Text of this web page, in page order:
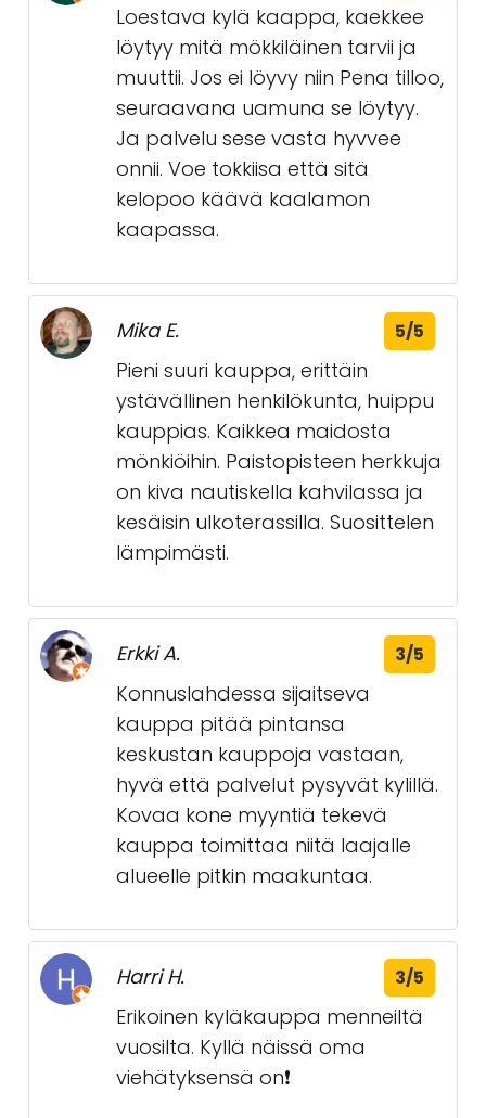
Loestava kylä kaappa, kaekkee
löytyy mitä mökkiläinen tarvii ja
muuttii. Jos ei löyvy niin Pena tilloo,
seuraavana uamuna se löytyy.
Ja palvelu sese vasta hyvvee
onnii. Voe tokkiisa että sitä
kelopoo käävä kaalamon
kaapassa.
Mika E. 5/5
Pieni suuri kauppa, erittäin
ystävällinen henkilökunta, huippu
kauppias. Kaikkea maidosta
mönkiöihin. Paistopisteen herkkuja
on kiva nautiskella kahvilassa ja
kesäisin ulkoterassilla. Suosittelen
lämpimästi.
Erkki A. 3/5
Konnuslahdessa sijaitseva
kauppa pitää pintansa
keskustan kauppoja vastaan,
hyvä että palvelut pysyvät kylillä.
Kovaa kone myyntiä tekevä
kauppa toimittaa niitä laajalle
alueelle pitkin maakuntaa.
Harri H. 3/5
Erikoinen kyläkauppa menneiltä
vuosilta. Kyllä näissä oma
viehätyksensä on❗️